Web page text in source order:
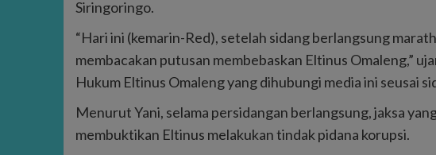
Siringoringo.
“Hari ini (kemarin-Red), setelah sidang berlangsung
membacakan putusan membebaskan Eltinus Omaleng,”
Hukum Eltinus Omaleng yang dihubungi media ini seusai
Menurut Yani, selama persidangan berlangsung, jaksa
membuktikan Eltinus melakukan tindak pidana korupsi.